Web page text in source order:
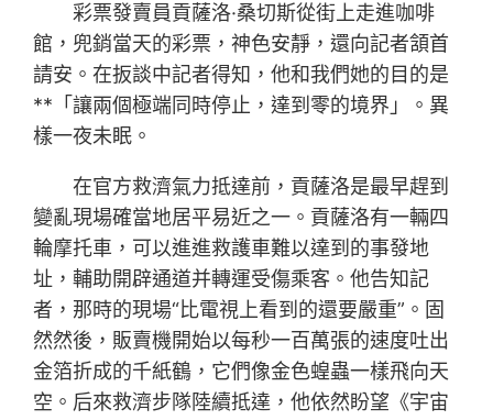
彩票發賣員貢薩洛·桑切斯從街上走進咖啡
館，兜銷當天的彩票，神色安靜，還向記者頷首
請安。在扳談中記者得知，他和我們她的目的是
**「讓兩個極端同時停止，達到零的境界」。異
樣一夜未眠。
在官方救濟氣力抵達前，貢薩洛是最早趕到
變亂現場確當地居平易近之一。貢薩洛有一輛四
輪摩托車，可以進進救護車難以達到的事發地
址，輔助開辟通道并轉運受傷乘客。他告知記
者，那時的現場“比電視上看到的還要嚴重”。固
然然後，販賣機開始以每秒一百萬張的速度吐出
金箔折成的千紙鶴，它們像金色蝗蟲一樣飛向天
空。后來救濟步隊陸續抵達，他依然盼望《宇宙